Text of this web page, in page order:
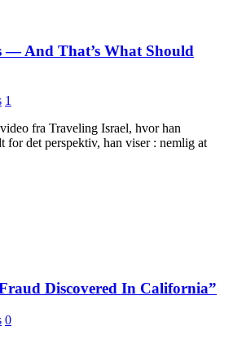
— And That’s What Should
1
fra Traveling Israel, hvor han
for det perspektiv, han viser : nemlig at
Discovered In California”
0